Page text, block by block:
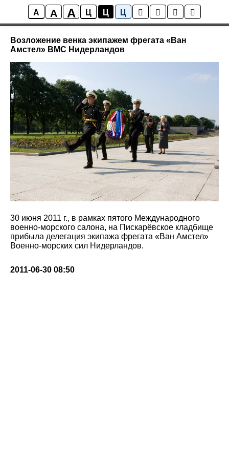
A A A Ц Ц Ц
Новости
Возложение венка экипажем фрегата «Ван
Амстел» ВМС Нидерландов
30 июня 2011 г., в рамках пятого Международного
военно-морского салона, на Пискарёвское кладбище
прибыла делегация экипажа фрегата «Ван Амстел»
Военно-морских сил Нидерландов.
2011-06-30 08:50